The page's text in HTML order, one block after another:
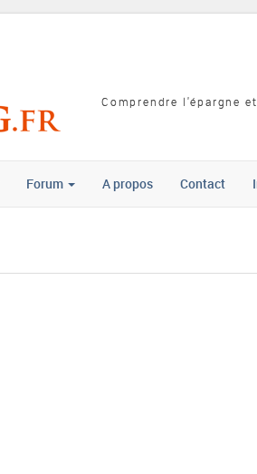
Comprendre l'épargne
Forum A propos Contact